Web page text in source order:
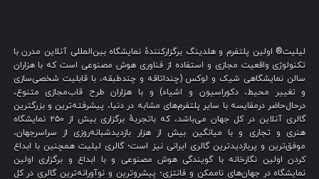
لیلیت® اولین پلتفرم و هلدینگ برگزارکنندهٔ نمایشگاه بین‌المللی آنلاین مدرن با
تکنولوژی واقعیت مجازی و استفاده از فناوری هوش مصنوعی است که با هزاران
سالن نمایشگاهی شیک و لوکس (چنداتاقه و چندطبقه، با قابلیت شخصی‌سازی
و تغییر محیط، دکوراسیون و اشیاء) و با هزاران طرح قاب‌مجازی متنوع،
درحال‌حاضر درمقایسه با سایر پلتفرم‌های مشابه در دنیا، پیشرفته‌ترین و بزرگترین
گالری آنلاین در کل جهان می‌باشد، که باتجربهٔ برگزاری بیش از ۲۵۰ نمایشگاه
هنری و تجاری و با میانگین بیش از هزار بازدیدشبانه‌روزی از سراسرجهان،
موفق‌ترین و پربازدیدترین گالری ایرانی نیز است؛ گالری لیلیت همچنین با ابداع
کردن اولین نگارخانه با گویندگی هوش مصنوعی و با ابداع و برگزاری اولین
نمایشگاه در جهان‌های ناممکن و فانتزی؛ پیشروترین و نوآورانه‌ترین گالری در کل